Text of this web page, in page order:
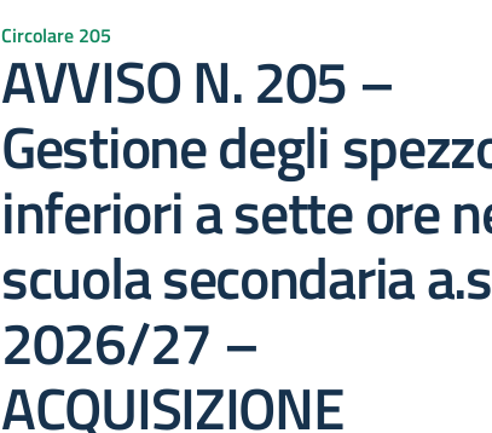
Circolare 205
AVVISO N. 205 –
Gestione degli
inferiori a sette ore
scuola secondaria
2026/27 –
ACQUISIZIONE